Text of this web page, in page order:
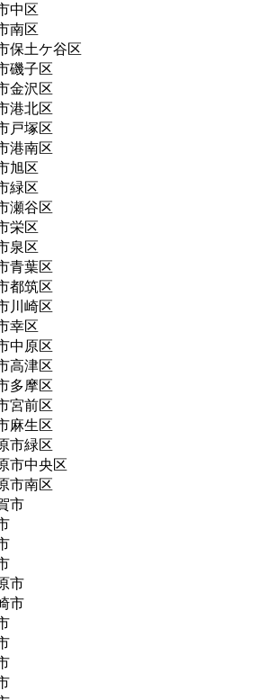
中区
南区
保土ケ谷区
磯子区
金沢区
港北区
戸塚区
港南区
旭区
緑区
瀬谷区
栄区
泉区
青葉区
都筑区
川崎区
幸区
中原区
高津区
多摩区
宮前区
麻生区
市緑区
市中央区
市南区
市
市
市